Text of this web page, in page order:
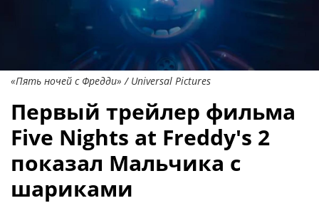
«Пять ночей с Фредди» / Universal Pictures
Первый трейлер фильма
Five Nights at Freddy's 2
показал Мальчика с
шариками